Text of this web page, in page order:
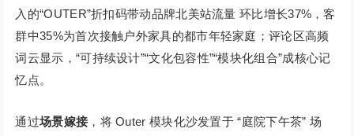
入的“OUTER”折扣码带动品牌北美站流量 环比增长37%，客
群中35%为首次接触户外家具的都市年轻家庭；评论区高频
词云显示，“可持续设计”“文化包容性”“模块化组合”成核心记
忆点。
通过场景嫁接 ，将 Outer 模块化沙发置于 “庭院下午茶” 场